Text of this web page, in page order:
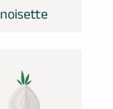
noisette